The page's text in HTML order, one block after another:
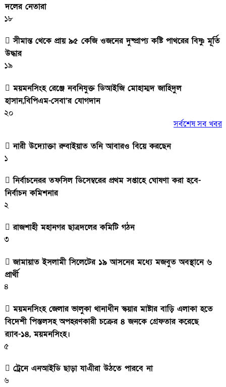
দলের নেতারা
১৮
সীমান্ত থেকে প্রায় ৯৫ কেজি ওজনের দুষ্প্রাপ্য কষ্টি পাথরের বিষ্ণু মূর্তি
উদ্ধার
১৯
ময়মনসিংহ রেঞ্জে নবনিযুক্ত ডিআইজি মোহাম্মদ জাহিদুল
হাসান,বিপিএম-সেবা’র যোগদান
২০
সর্বশেষ সব খবর
নারী উদ্যোক্তা রুবাইয়াত তনি আবারও বিয়ে করছেন
১
নির্বাচনেরর তফসিল ডিসেম্বরের প্রথম সপ্তাহে ঘোষণা করা হবে-
নির্বাচন কমিশনার
২
রাজশাহী মহানগর ছাত্রদলের কমিটি গঠন
৩
জামায়াত ইসলামী সিলেটের ১৯ আসনের মধ্যে মজবুত অবস্থানে ৬
প্রার্থী
৪
ময়মনসিংহ জেলার ভালুকা থানাধীন স্কয়ার মাষ্টার বাড়ি এলাকা হতে
বিদেশী পিস্তলসহ অপহরণকারী চক্রের ৪ জনকে গ্রেফতার করেছে
র‌্যাব-১৪, ময়মনসিংহ।
৫
ট্রেনে এনআইডি ছাড়া যাএীরা উঠতে পারবে না
৬